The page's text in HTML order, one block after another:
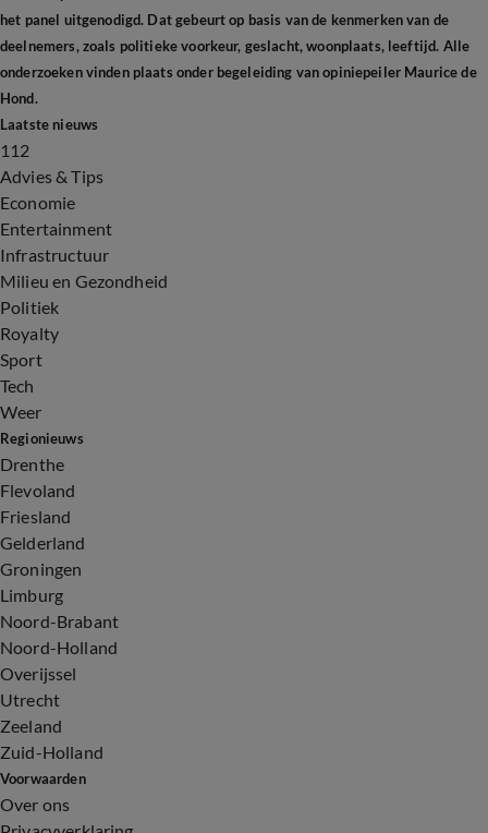
het panel uitgenodigd. Dat gebeurt op basis van de kenmerken van de
deelnemers, zoals politieke voorkeur, geslacht, woonplaats, leeftijd. Alle
onderzoeken vinden plaats onder begeleiding van opiniepeiler Maurice de
Hond.
Laatste nieuws
112
Advies & Tips
Economie
Entertainment
Infrastructuur
Milieu en Gezondheid
Politiek
Royalty
Sport
Tech
Weer
Regionieuws
Drenthe
Flevoland
Friesland
Gelderland
Groningen
Limburg
Noord-Brabant
Noord-Holland
Overijssel
Utrecht
Zeeland
Zuid-Holland
Voorwaarden
Over ons